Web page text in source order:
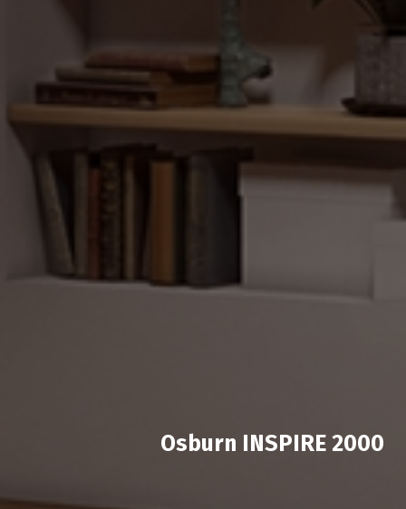
Osburn INSPIRE 2000